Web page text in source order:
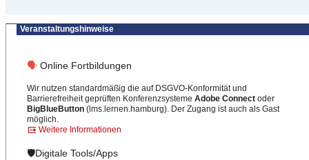
Veranstaltungshinweise
🗣 Online Fortbildungen
Wir nutzen standardmäßig die auf DSGVO-Konformität und
Barrierefreiheit geprüften Konferenzsysteme Adobe Connect oder
BigBlueButton (lms.lernen.hamburg). Der Zugang ist auch als Gast
möglich.
Weitere Informationen
🛡️Digitale Tools/Apps